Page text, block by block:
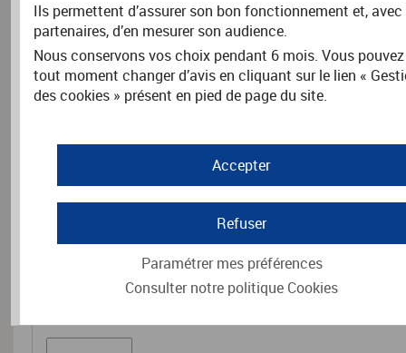
Nom *
Adresse *
Ils permettent d’assurer son bon fonctionnement et,
partenaires, d’en mesurer son audience.
Nous conservons vos choix pendant 6 mois. Vous
tout moment changer d’avis en cliquant sur le lien «
des cookies » présent en pied de page du site.
Accepter
Refuser
Paramétrer mes préférences
Consulter notre politique Cookies